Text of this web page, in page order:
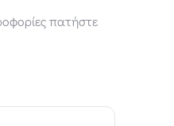
πατήστε